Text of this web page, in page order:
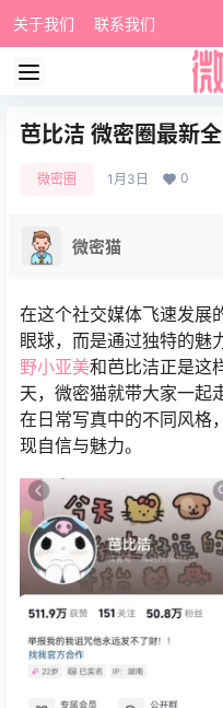
关于我们 联系我们
芭比洁 微密圈最新
微密圈 1月3日 0
微密猫
在这个社交媒体飞速发展
眼球，而是通过独特的魅
野小亚美和芭比洁正是这
天，微密猫就带大家一起
在日常写真中的不同风格
现自信与魅力。